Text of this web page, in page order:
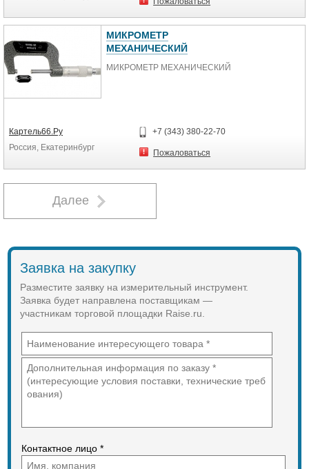
МИКРОМЕТР
МЕХАНИЧЕСКИЙ
МИКРОМЕТР МЕХАНИЧЕСКИЙ
Картель66.Ру
Россия, Екатеринбург
+7 (343) 380-22-70
Пожаловаться
Далее
Заявка на закупку
Разместите заявку на измерительный инструмент.
Заявка будет направлена поставщикам —
участникам торговой площадки Raise.ru.
Контактное лицо *